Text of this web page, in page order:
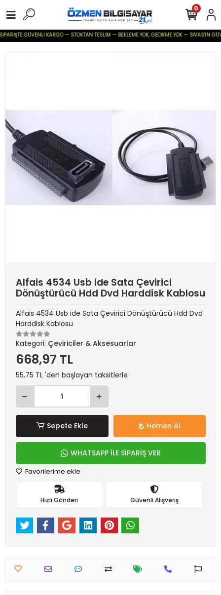
GÜVENLİ KARGO — STOKTAN TESLİM — BEKLEME YOK, GECİKME YOK — SİVAS'IN
0
Alfais 4534 Usb ide Sata Çevirici
Dönüştürücü Hdd Dvd Harddisk Kablosu
Alfais 4534 Usb ide Sata Çevirici Dönüştürücü Hdd Dvd
Harddisk Kablosu
Kategori: Çeviriciler & Aksesuarlar
668,97 TL
55,75 TL 'den başlayan taksitlerle
Sepete Ekle Hemen Al
WHATSAPP İLE SİPARİŞ VER
Favorilerime ekle
Hızlı Gönderi Güvenli Alışveriş